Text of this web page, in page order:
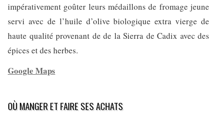
impérativement goûter leurs médaillons de fromage jeune
servi avec de l’huile d’olive biologique extra vierge de
haute qualité provenant de de la Sierra de Cadix avec des
épices et des herbes.
Google Maps
OÙ MANGER ET FAIRE SES ACHATS